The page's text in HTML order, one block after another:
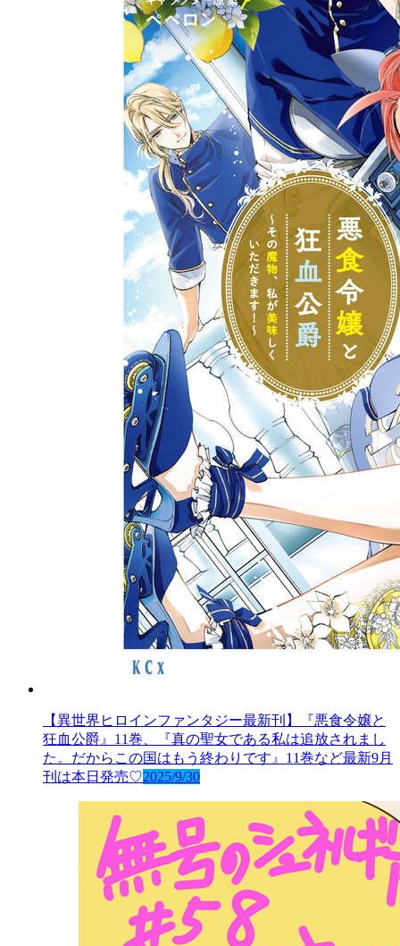
【異世界ヒロインファンタジー最新刊】『悪食令嬢と
狂血公爵』11巻、『真の聖女である私は追放されまし
た。だからこの国はもう終わりです』11巻など最新9月
刊は本日発売♡2025/9/30